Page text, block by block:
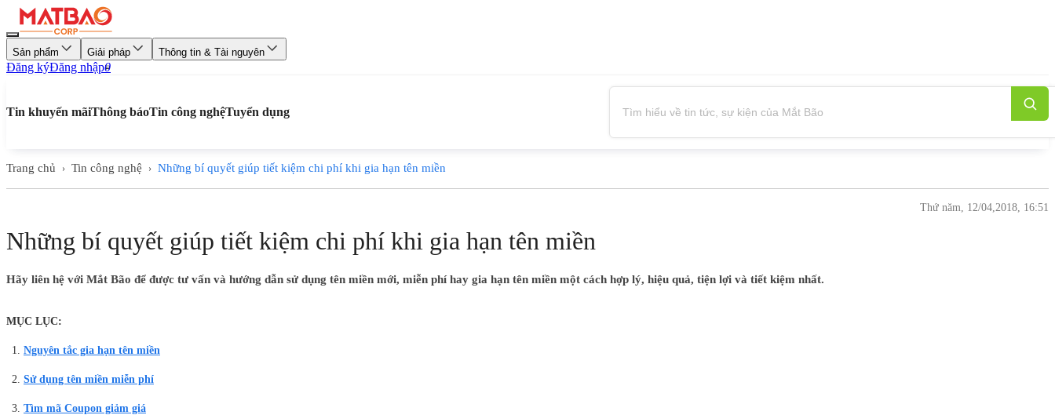
Sản phẩm Giải pháp Thông tin & Tài nguyên
Đăng kýĐăng nhập0
Tin khuyến mãiThông báoTin công nghệTuyển dụng
Trang chủ › Tin công nghệ › Những bí quyết giúp tiết kiệm chi phí khi gia hạn tên miền
Thứ năm, 12/04,2018, 16:51
Những bí quyết giúp tiết kiệm chi phí khi gia hạn tên miền
Hãy liên hệ với Mắt Bão để được tư vấn và hướng dẫn sử dụng tên miền mới, miễn phí hay gia hạn tên miền một cách hợp lý, hiệu quả, tiện lợi và tiết kiệm nhất.
MỤC LỤC:
Nguyên tắc gia hạn tên miền
Sử dụng tên miền miễn phí
Tìm mã Coupon giảm giá